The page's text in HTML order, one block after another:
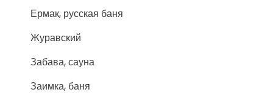
Ермак, русская баня
Журавский
Забава, сауна
Заимка, баня